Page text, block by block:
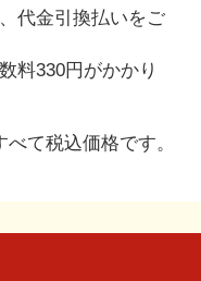
代金引換払いをご
料330円がかかり
て税込価格です。